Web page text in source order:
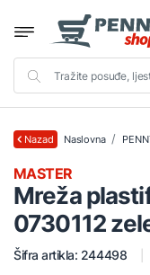
Nazad Naslovna
Mreža
0730112
MASTER
Šifra artikla: 244498